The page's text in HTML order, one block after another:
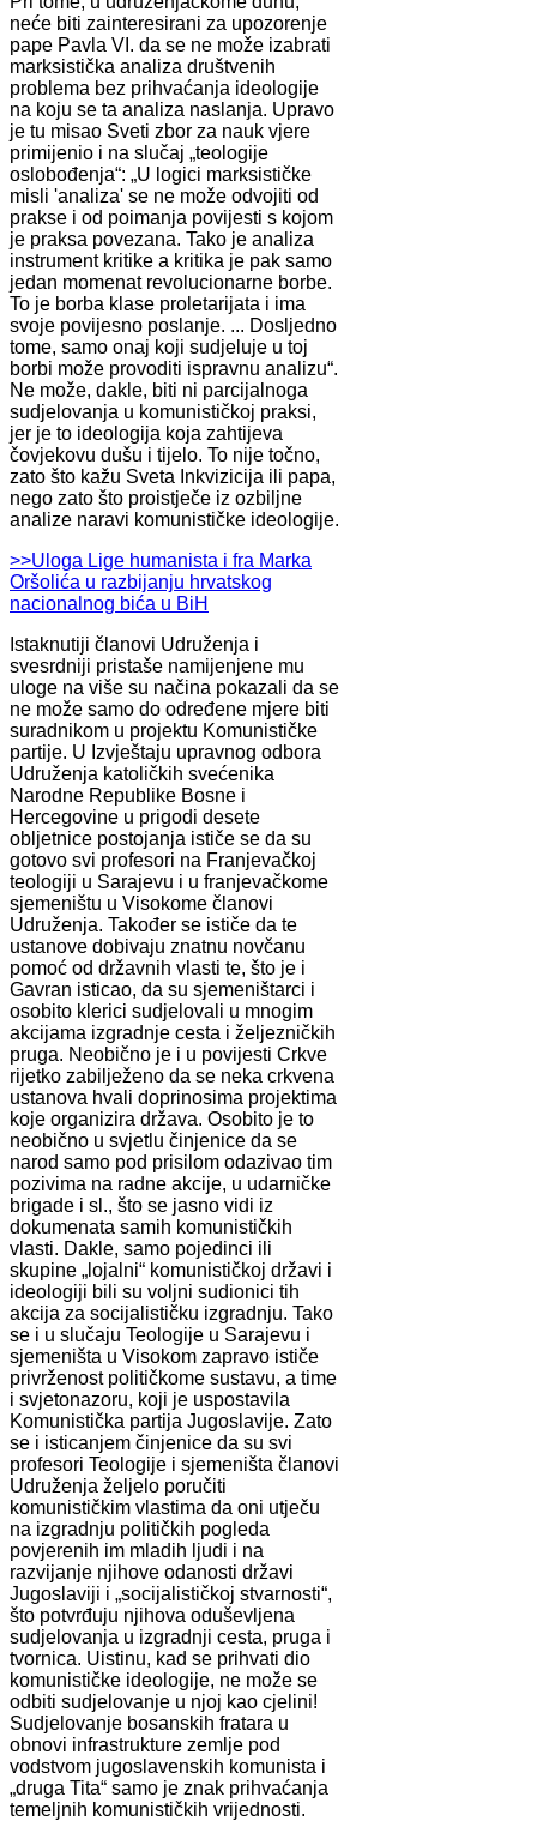
neće biti zainteresirani za upozorenje
pape Pavla VI. da se ne može izabrati
marksistička analiza društvenih
problema bez prihvaćanja ideologije
na koju se ta analiza naslanja. Upravo
je tu misao Sveti zbor za nauk vjere
primijenio i na slučaj „teologije
oslobođenja“: „U logici marksističke
misli 'analiza' se ne može odvojiti od
prakse i od poimanja povijesti s kojom
je praksa povezana. Tako je analiza
instrument kritike a kritika je pak samo
jedan momenat revolucionarne borbe.
To je borba klase proletarijata i ima
svoje povijesno poslanje. ... Dosljedno
tome, samo onaj koji sudjeluje u toj
borbi može provoditi ispravnu analizu“.
Ne može, dakle, biti ni parcijalnoga
sudjelovanja u komunističkoj praksi,
jer je to ideologija koja zahtijeva
čovjekovu dušu i tijelo. To nije točno,
zato što kažu Sveta Inkvizicija ili papa,
nego zato što proistječe iz ozbiljne
analize naravi komunističke ideologije.
>>Uloga Lige humanista i fra Marka
Oršolića u razbijanju hrvatskog
nacionalnog bića u BiH
Istaknutiji članovi Udruženja i
svesrdniji pristaše namijenjene mu
uloge na više su načina pokazali da se
ne može samo do određene mjere biti
suradnikom u projektu Komunističke
partije. U Izvještaju upravnog odbora
Udruženja katoličkih svećenika
Narodne Republike Bosne i
Hercegovine u prigodi desete
obljetnice postojanja ističe se da su
gotovo svi profesori na Franjevačkoj
teologiji u Sarajevu i u franjevačkome
sjemeništu u Visokome članovi
Udruženja. Također se ističe da te
ustanove dobivaju znatnu novčanu
pomoć od državnih vlasti te, što je i
Gavran isticao, da su sjemeništarci i
osobito klerici sudjelovali u mnogim
akcijama izgradnje cesta i željezničkih
pruga. Neobično je i u povijesti Crkve
rijetko zabilježeno da se neka crkvena
ustanova hvali doprinosima projektima
koje organizira država. Osobito je to
neobično u svjetlu činjenice da se
narod samo pod prisilom odazivao tim
pozivima na radne akcije, u udarničke
brigade i sl., što se jasno vidi iz
dokumenata samih komunističkih
vlasti. Dakle, samo pojedinci ili
skupine „lojalni“ komunističkoj državi i
ideologiji bili su voljni sudionici tih
akcija za socijalističku izgradnju. Tako
se i u slučaju Teologije u Sarajevu i
sjemeništa u Visokom zapravo ističe
privrženost političkome sustavu, a time
i svjetonazoru, koji je uspostavila
Komunistička partija Jugoslavije. Zato
se i isticanjem činjenice da su svi
profesori Teologije i sjemeništa članovi
Udruženja željelo poručiti
komunističkim vlastima da oni utječu
na izgradnju političkih pogleda
povjerenih im mladih ljudi i na
razvijanje njihove odanosti državi
Jugoslaviji i „socijalističkoj stvarnosti“,
što potvrđuju njihova oduševljena
sudjelovanja u izgradnji cesta, pruga i
tvornica. Uistinu, kad se prihvati dio
komunističke ideologije, ne može se
odbiti sudjelovanje u njoj kao cjelini!
Sudjelovanje bosanskih fratara u
obnovi infrastrukture zemlje pod
vodstvom jugoslavenskih komunista i
„druga Tita“ samo je znak prihvaćanja
temeljnih komunističkih vrijednosti.